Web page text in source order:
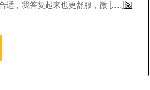
适，我答复起来也更舒服，微 [……] 阅